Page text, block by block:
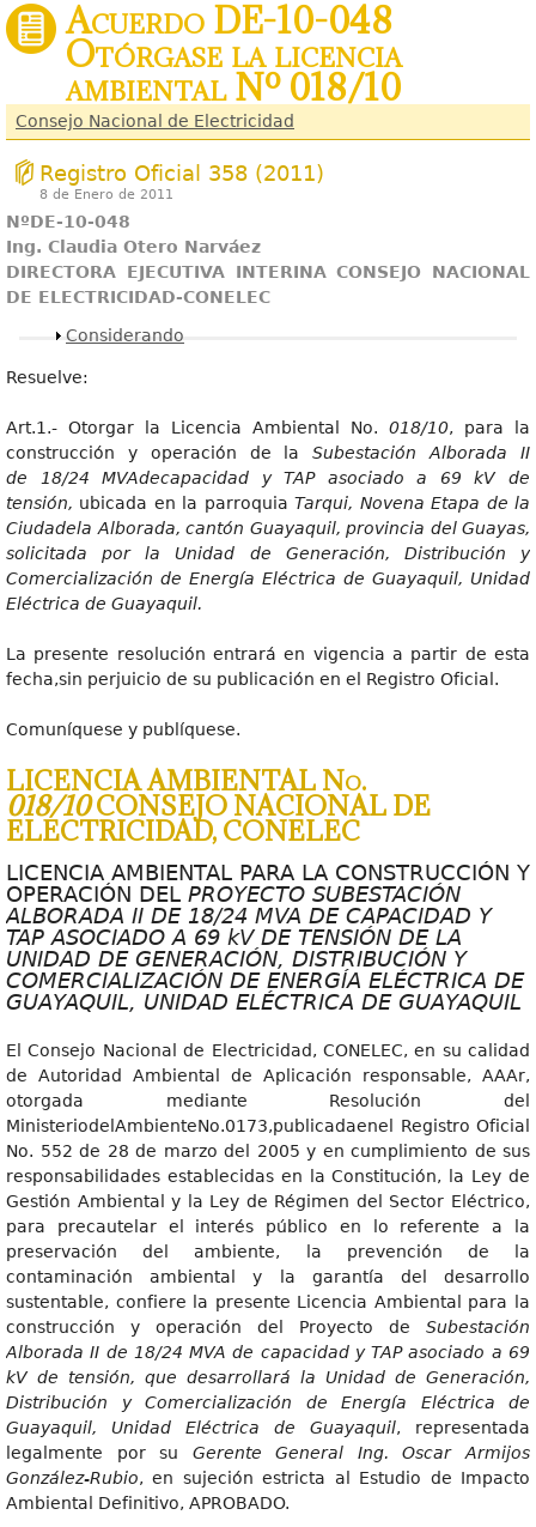
Acuerdo DE-10-048
Otórgase la licencia
ambiental Nº 018/10
Consejo Nacional de Electricidad
Registro Oficial 358 (2011)
8 de Enero de 2011
NºDE-10-048
Ing. Claudia Otero Narváez
DIRECTORA EJECUTIVA INTERINA CONSEJO NACIONAL
DE ELECTRICIDAD-CONELEC
Mostrar
Considerando
Resuelve:
Art.1.- Otorgar la Licencia Ambiental No. 018/10, para la
construcción y operación de laSubestación Alborada II
de 18/24 MVAdecapacidad y TAP asociado a 69 kV de
tensión, ubicada en la parroquiaTarqui, Novena Etapa de la
Ciudadela Alborada, cantón Guayaquil, provincia del Guayas,
solicitada por la Unidad de Generación, Distribución y
Comercialización de Energía Eléctrica de Guayaquil, Unidad
Eléctrica de Guayaquil.
La presente resolución entrará en vigencia a partir de esta
fecha,sin perjuicio de su publicación en el Registro Oficial.
Comuníquese y publíquese.
LICENCIA AMBIENTAL No.
018/10CONSEJO NACIONAL DE
ELECTRICIDAD, CONELEC
LICENCIA AMBIENTAL PARA LA CONSTRUCCIÓN Y
OPERACIÓN DEL PROYECTO SUBESTACIÓN
ALBORADA II DE 18/24 MVA DE CAPACIDAD Y
TAP ASOCIADO A 69 kV DE TENSIÓN DE LA
UNIDAD DE GENERACIÓN, DISTRIBUCIÓN Y
COMERCIALIZACIÓN DE ENERGÍA ELÉCTRICA DE
GUAYAQUIL, UNIDAD ELÉCTRICA DE GUAYAQUIL
El Consejo Nacional de Electricidad, CONELEC, en su calidad
de Autoridad Ambiental de Aplicación responsable, AAAr,
otorgada mediante Resolución del
MinisteriodelAmbienteNo.0173,publicadaenel Registro Oficial
No. 552 de 28 de marzo del 2005 y en cumplimiento de sus
responsabilidades establecidas en la Constitución, la Ley de
Gestión Ambiental y la Ley de Régimen del Sector Eléctrico,
para precautelar el interés público en lo referente a la
preservación del ambiente, la prevención de la
contaminación ambiental y la garantía del desarrollo
sustentable, confiere la presente Licencia Ambiental para la
construcción y operación del Proyecto de Subestación
Alborada II de 18/24 MVA de capacidad y TAP asociado a 69
kV de tensión, que desarrollará la Unidad de Generación,
Distribución y Comercialización de Energía Eléctrica de
Guayaquil, Unidad Eléctrica de Guayaquil, representada
legalmente por su Gerente General Ing. Oscar Armijos
González-Rubio, en sujeción estricta al Estudio de Impacto
Ambiental Definitivo, APROBADO.